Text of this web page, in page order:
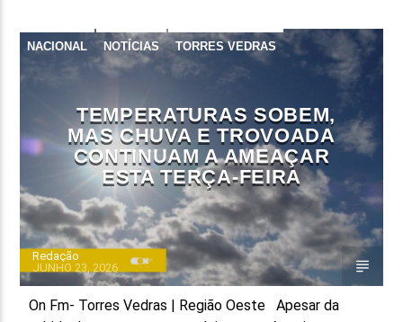
NACIONAL NOTÍCIAS TORRES VEDRAS
TEMPERATURAS SOBEM,
MAS CHUVA E TROVOADA
CONTINUAM A AMEAÇAR
ESTA TERÇA-FEIRA
Redação
JUNHO 23, 2026
On Fm- Torres Vedras | Região Oeste Apesar da